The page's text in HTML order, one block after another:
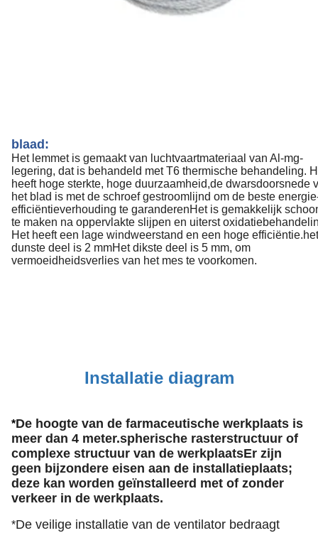
blaad:
Het lemmet is gemaakt van luchtvaartmateriaal van Al-mg-
legering, dat is behandeld met T6 thermische behandeling.
heeft hoge sterkte, hoge duurzaamheid,de dwarsdoorsnede
het blad is met de schroef gestroomlijnd om de beste
efficiëntieverhouding te garanderenHet is gemakkelijk
te maken na oppervlakte slijpen en uiterst
Het heeft een lage windweerstand en een hoge efficiëntie.het
dunste deel is 2 mmHet dikste deel is 5 mm, om
vermoeidheidsverlies van het mes te voorkomen.
Installatie diagram
*De hoogte van de farmaceutische werkplaats is
meer dan 4 meter.spherische rasterstructuur of
complexe structuur van de werkplaatsEr zijn
geen bijzondere eisen aan de installatieplaats;
deze kan worden geïnstalleerd met of zonder
verkeer in de werkplaats.
*De veilige installatie van de ventilator bedraagt